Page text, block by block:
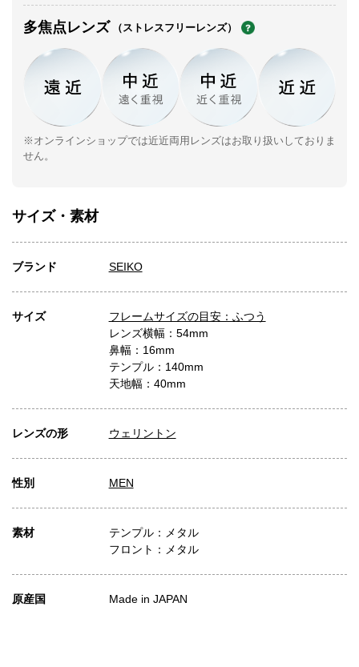
多焦点レンズ （ストレスフリーレンズ）
※オンラインショップでは近近両用レンズはお取り扱いしておりま
せん。
サイズ・素材
ブランド SEIKO
サイズ
フレームサイズの目安：ふつう
レンズ横幅：54mm
鼻幅：16mm
テンプル：140mm
天地幅：40mm
レンズの形 ウェリントン
性別 MEN
素材
テンプル：メタル
フロント：メタル
原産国 Made in JAPAN